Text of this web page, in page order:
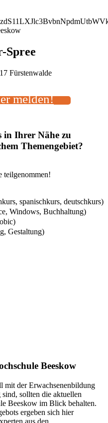
Spree
Fürstenwalde
melden!
in Ihrer Nähe zu
Themengebiet?
teilgenommen!
spanischkurs, deutschkurs)
Windows, Buchhaltung)
Gestaltung)
Beeskow
mit der Erwachsenenbildung
sollten die aktuellen
Beeskow im Blick behalten.
ergeben sich hier
aus den